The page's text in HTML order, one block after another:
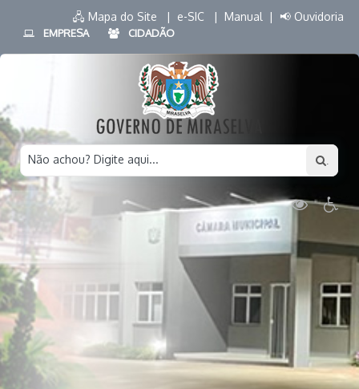
🖧 Mapa do Site | e-SIC | Manual | 📢 Ouvidoria
EMPRESA CIDADÃO
Não achou? Digite aqui...